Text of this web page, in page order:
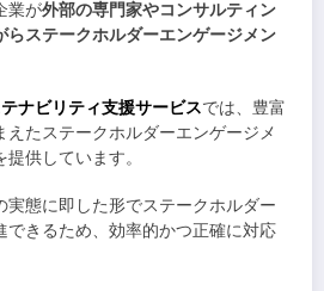
業が外部の専門家やコンサルティン
らステークホルダーエンゲージメン
ナビリティ支援サービスでは、豊富
えたステークホルダーエンゲージメ
供しています。
態に即した形でステークホルダー
できるため、効率的かつ正確に対応